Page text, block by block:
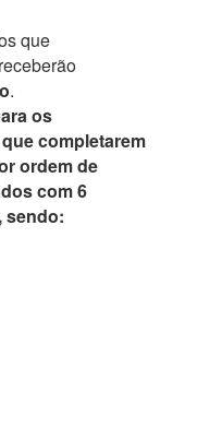
que
.
os
completarem
ordem de
com 6
sendo: